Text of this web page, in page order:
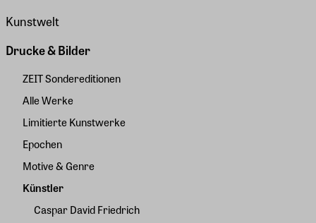
Kunstwelt
Drucke & Bilder
ZEIT Sondereditionen
Alle Werke
Limitierte Kunstwerke
Epochen
Motive & Genre
Künstler
Caspar David Friedrich